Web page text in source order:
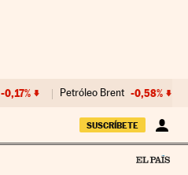
-0,17% Petróleo Brent -0,58%
SUSCRÍBETE